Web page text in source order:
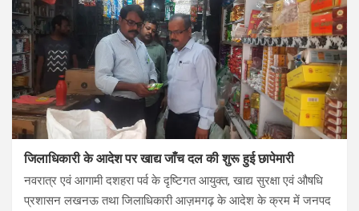
जिलाधिकारी के आदेश पर खाद्य जाँच दल की शुरू हुई छापेमारी
नवरात्र एवं आगामी दशहरा पर्व के दृष्टिगत आयुक्त, खाद्य सुरक्षा एवं औषधि
प्रशासन लखनऊ तथा जिलाधिकारी आज़मगढ़ के आदेश के क्रम में जनपद